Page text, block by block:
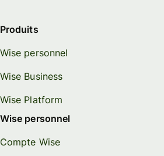
Produits
Wise personnel
Wise Business
Wise Platform
Wise personnel
Compte Wise